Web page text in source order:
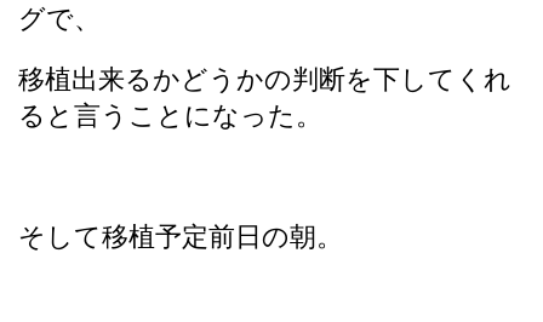
グで、
移植出来るかどうかの判断を下してくれ
ると言うことになった。
そして移植予定前日の朝。